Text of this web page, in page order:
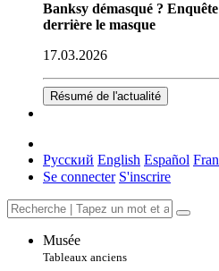
Banksy démasqué ?
derrière le masque
17.03.2026
Résumé de l'actualité
Русский English Español
Se connecter S'inscrire
Musée
Tableaux anciens